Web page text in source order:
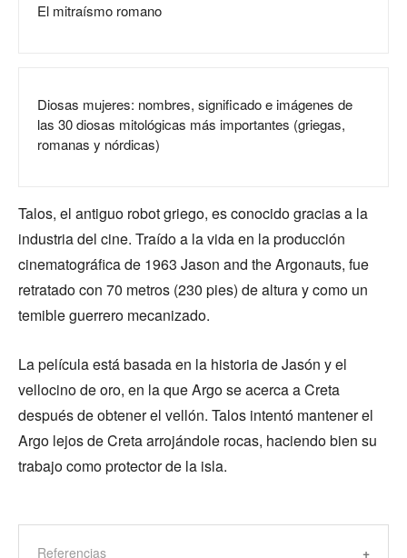
El mitraísmo romano
Diosas mujeres: nombres, significado e imágenes de
las 30 diosas mitológicas más importantes (griegas,
romanas y nórdicas)
Talos, el antiguo robot griego, es conocido gracias a la
industria del cine. Traído a la vida en la producción
cinematográfica de 1963 Jason and the Argonauts, fue
retratado con 70 metros (230 pies) de altura y como un
temible guerrero mecanizado.
La película está basada en la historia de Jasón y el
vellocino de oro, en la que Argo se acerca a Creta
después de obtener el vellón. Talos intentó mantener el
Argo lejos de Creta arrojándole rocas, haciendo bien su
trabajo como protector de la isla.
Referencias